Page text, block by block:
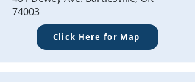
74003
Click Here for Map